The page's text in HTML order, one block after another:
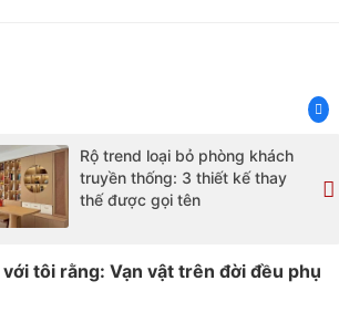
Rộ trend loại bỏ phòng khách
truyền thống: 3 thiết kế thay
thế được gọi tên
tôi rằng: Vạn vật trên đời đều phụ